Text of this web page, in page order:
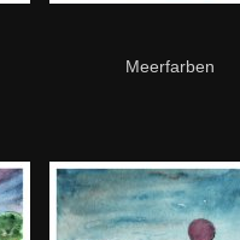
Meerfarben